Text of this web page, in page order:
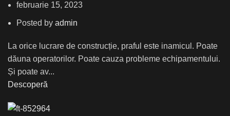
februarie 15, 2023
Posted by admin
La orice lucrare de construcție, praful este inamicul. Poate
dăuna operatorilor. Poate cauza probleme echipamentului.
Și poate av...
Descoperă